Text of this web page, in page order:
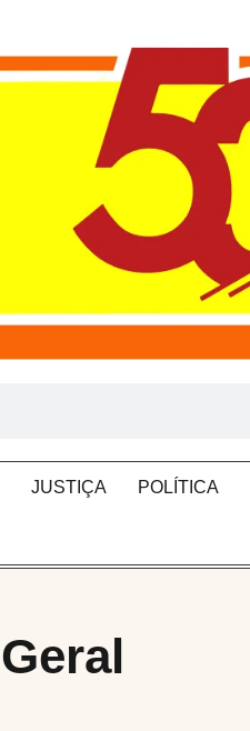
JUSTIÇA POLÍTICA
Geral